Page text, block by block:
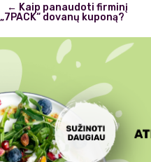
Post
navigation
← Kaip panaudoti firminį
„7PACK“ dovanų kuponą?